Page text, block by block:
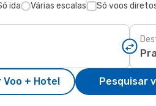
ida Várias escalas Só voos
Voo + Hotel Pesquisar